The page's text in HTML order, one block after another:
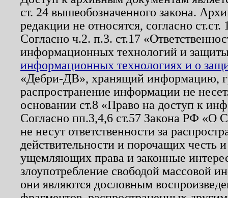
ст. 24 вышеобозначенного закона.
редакции не относятся, согласно
Согласно ч.2. п.3. ст.17
информационных технологий и
информационных технологиях и о
«Дебри-ДВ», хранящий информацию,
распространение информации не
основании ст.8 «Право на доступ к
Согласно пп.3,4,6 ст.57 Закона РФ «О
не несут ответственности за
действительности и порочащих честь
ущемляющих права и законные
злоупотребление свободой массовой
они являются дословным